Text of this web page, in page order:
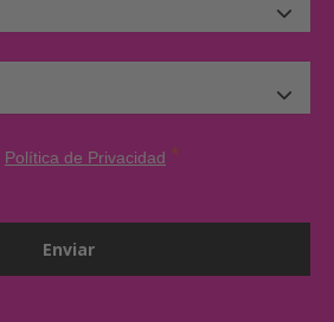
Política de Privacidad *